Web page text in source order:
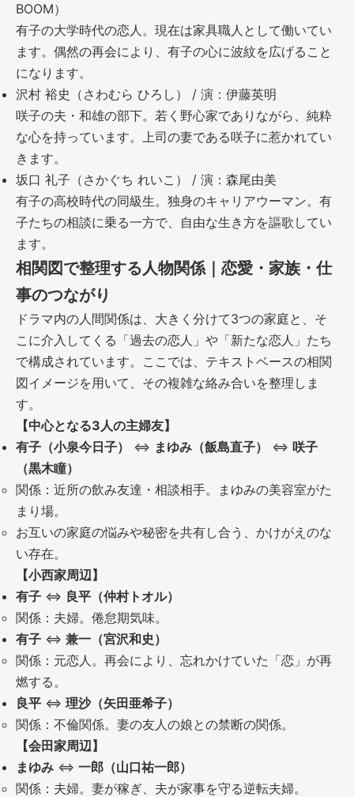
BOOM）
有子の大学時代の恋人。現在は家具職人として働いてい
ます。偶然の再会により、有子の心に波紋を広げること
になります。
沢村 裕史（さわむら ひろし） / 演：伊藤英明
咲子の夫・和雄の部下。若く野心家でありながら、純粋
な心を持っています。上司の妻である咲子に惹かれてい
きます。
坂口 礼子（さかぐち れいこ） / 演：森尾由美
有子の高校時代の同級生。独身のキャリアウーマン。有
子たちの相談に乗る一方で、自由な生き方を謳歌してい
ます。
相関図で整理する人物関係｜恋愛・家族・仕
事のつながり
ドラマ内の人間関係は、大きく分けて3つの家庭と、そ
こに介入してくる「過去の恋人」や「新たな恋人」たち
で構成されています。ここでは、テキストベースの相関
図イメージを用いて、その複雑な絡み合いを整理しま
す。
【中心となる3人の主婦友】
有子（小泉今日子）
⇔ まゆみ（飯島直子） ⇔ 咲子
（黒木瞳）
関係：近所の飲み友達・相談相手。まゆみの美容室がた
まり場。
お互いの家庭の悩みや秘密を共有し合う、かけがえのな
い存在。
【小西家周辺】
有子 ⇔ 良平（仲村トオル）
関係：夫婦。倦怠期気味。
有子 ⇔ 兼一（宮沢和史）
関係：元恋人。再会により、忘れかけていた「恋」が再
燃する。
良平 ⇔ 理沙（矢田亜希子）
関係：不倫関係。妻の友人の娘との禁断の関係。
【会田家周辺】
まゆみ ⇔ 一郎（山口祐一郎）
関係：夫婦。妻が稼ぎ、夫が家事を守る逆転夫婦。